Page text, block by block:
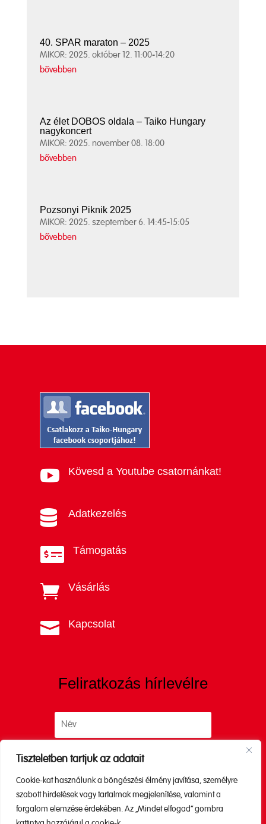
Tiszteletben tartjuk az adatait
Cookie-kat használunk a böngészési élmény javítása, személyre
szabott hirdetések vagy tartalmak megjelenítése, valamint a
forgalom elemzése érdekében. Az „Mindet elfogad” gombra
40. SPAR maraton – 2025
MIKOR: 2025. október 12. 11:00-14:20
bővebben
Az élet DOBOS oldala – Taiko Hungary
nagykoncert
MIKOR: 2025. november 08. 18:00
bővebben
Pozsonyi Piknik 2025
MIKOR: 2025. szeptember 6. 14:45-15:05
bővebben
 Kövesd a Youtube csatornánkat!
 Adatkezelés
 Támogatás
 Vásárlás
 Kapcsolat
Feliratkozás hírlevélre
Küldés